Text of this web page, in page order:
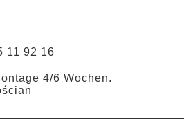
11 92 16
4/6 Wochen.